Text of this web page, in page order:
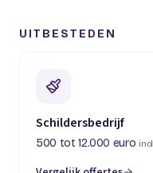
UITBESTEDEN
Schildersbedrijf
500 tot 12.000 euro